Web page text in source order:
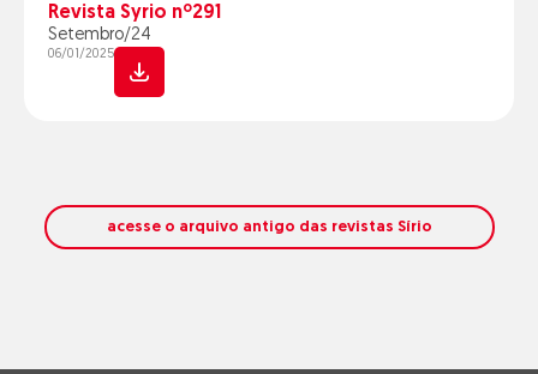
Revista Syrio nº291
Setembro/24
06/01/2025
acesse o arquivo antigo das revistas Sírio